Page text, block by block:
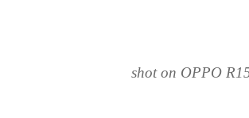
shot on OPPO